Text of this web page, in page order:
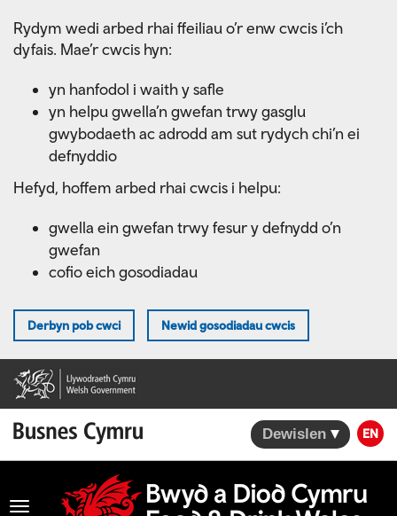
main
Rydym wedi arbed rhai ffeiliau o’r enw cwcis i’ch
dyfais. Mae’r cwcis hyn:
yn hanfodol i waith y safle
yn helpu gwella’n gwefan trwy gasglu
gwybodaeth ac adrodd am sut rydych chi’n ei
defnyddio
Hefyd, hoffem arbed rhai cwcis i helpu:
gwella ein gwefan trwy fesur y defnydd o’n
gwefan
cofio eich gosodiadau
Derbyn pob cwci Newid gosodiadau cwcis
Dewislen EN
Toggle